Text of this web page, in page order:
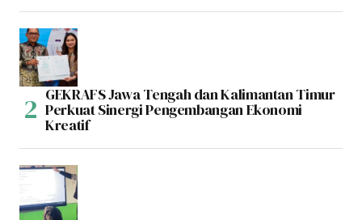
GEKRAFS Jawa Tengah dan Kalimantan Timur
Perkuat Sinergi Pengembangan Ekonomi
Kreatif